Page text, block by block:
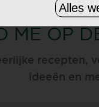
ONZE
ME OP
recepten,
ideeën en
Alles